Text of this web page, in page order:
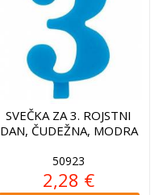
SVEČKA ZA 3. ROJSTNI
DAN, ČUDEŽNA, MODRA
50923
2,28 €